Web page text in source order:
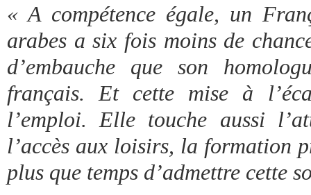
« A compétence égale, un
arabes a six fois moins de
d’embauche que son
français. Et cette mise à
l’emploi. Elle touche aussi
l’accès aux loisirs, la formation
plus que temps d’admettre cette